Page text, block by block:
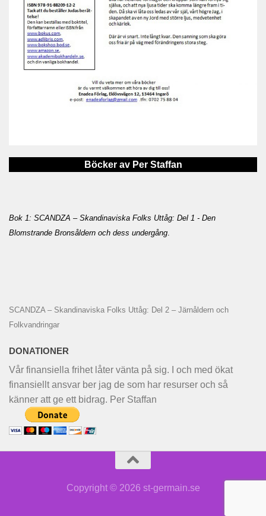
Böcker av Per Staffan
Bok 1: SCANDZA – Skandinaviska Folks Uttåg: Del 1 - Den
Blomstrande Bronsåldern och dess undergång.
SCANDZA – Skandinaviska Folks Uttåg: Del 2 – Järnåldern och
Folkvandringar
DONATIONER
Vår finansiella frihet låter vänta på sig. I och med ökat
finansiellt ansvar ber jag de som har resurser och så
känner att ge ett bidrag. Per Staffan
Copyright © 2026 st-germain.se